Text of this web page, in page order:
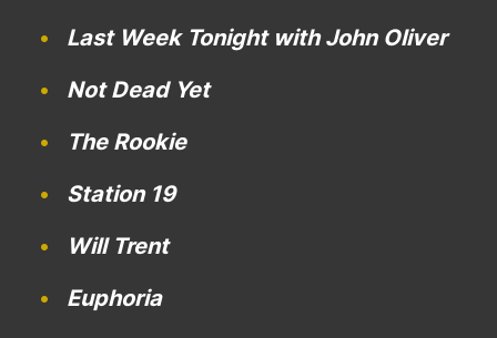
Last Week Tonight with John Oliver
Not Dead Yet
The Rookie
Station 19
Will Trent
Euphoria